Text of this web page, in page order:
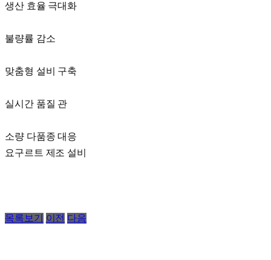
생산 효율 극대화
불량률 감소
맞춤형 설비 구축
실시간 품질 관
소량 다품종 대응
요구르트 제조 설비
목록보기 이전 다음